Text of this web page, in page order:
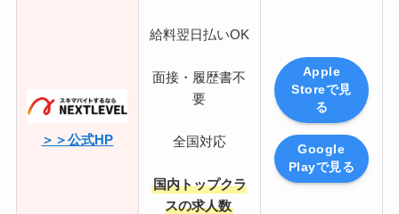
＞＞公式HP
給料翌日払いOK
面接・履歴書不
要
全国対応
国内トップクラ
スの求人数
Apple
Storeで見
る
Google
Playで見る